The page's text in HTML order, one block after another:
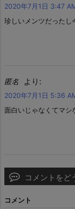
2020年7月1日 3:47
珍しいメンツだったし
匿名 より:
2020年7月1日 5:36
面白いじゃなくてマシ
コメントをど
コメント